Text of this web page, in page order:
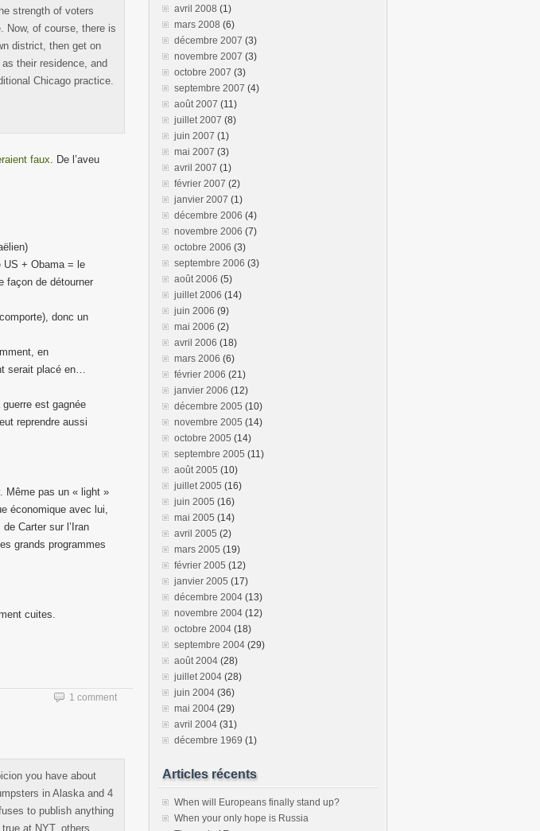
strength of voters
Now, of course, there is
district, then get on
their residence, and
Chicago practice.
faux. De l’aveu
US + Obama = le
façon de détourner
donc un
en
serait placé en…
est gagnée
reprendre aussi
Même pas un « light »
économique avec lui,
Carter sur l’Iran
grands programmes
cuites.
1 comment
you have about
in Alaska and 4
to publish anything
at NYT, others.
avril 2008 (1)
mars 2008 (6)
décembre 2007 (3)
novembre 2007 (3)
octobre 2007 (3)
septembre 2007 (4)
août 2007 (11)
juillet 2007 (8)
juin 2007 (1)
mai 2007 (3)
avril 2007 (1)
février 2007 (2)
janvier 2007 (1)
décembre 2006 (4)
novembre 2006 (7)
octobre 2006 (3)
septembre 2006 (3)
août 2006 (5)
juillet 2006 (14)
juin 2006 (9)
mai 2006 (2)
avril 2006 (18)
mars 2006 (6)
février 2006 (21)
janvier 2006 (12)
décembre 2005 (10)
novembre 2005 (14)
octobre 2005 (14)
septembre 2005 (11)
août 2005 (10)
juillet 2005 (16)
juin 2005 (16)
mai 2005 (14)
avril 2005 (2)
mars 2005 (19)
février 2005 (12)
janvier 2005 (17)
décembre 2004 (13)
novembre 2004 (12)
octobre 2004 (18)
septembre 2004 (29)
août 2004 (28)
juillet 2004 (28)
juin 2004 (36)
mai 2004 (29)
avril 2004 (31)
décembre 1969 (1)
Articles récents
When will Europeans finally stand up?
When your only hope is Russia